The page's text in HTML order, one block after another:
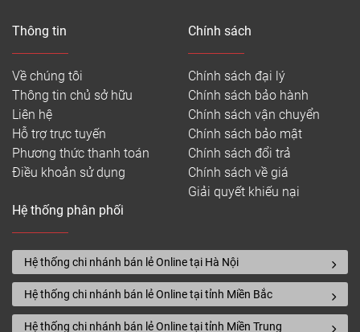
Thông tin
Về chúng tôi
Thông tin chủ sở hữu
Liên hệ
Hỗ trợ trực tuyến
Phương thức thanh toán
Điều khoản sử dụng
Chính sách
Chính sách đại lý
Chính sách bảo hành
Chính sách vận chuyển
Chính sách bảo mật
Chính sách đổi trả
Chính sách về giá
Giải quyết khiếu nại
Hệ thống phân phối
Hệ thống chi nhánh bán lẻ Online tại Hà Nội
Hệ thống chi nhánh bán lẻ Online tại tỉnh Miền Bắc
Hệ thống chi nhánh bán lẻ Online tại tỉnh Miền Trung